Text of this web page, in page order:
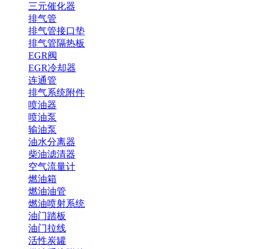
三元催化器
排气管
排气管接口垫
排气管隔热板
EGR阀
EGR冷却器
连通管
排气系统附件
喷油器
喷油泵
输油泵
油水分离器
柴油滤清器
空气流量计
燃油箱
燃油油管
燃油喷射系统
油门踏板
油门拉线
活性炭罐